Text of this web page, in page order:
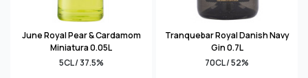
June Royal Pear & Cardamom
Miniatura 0.05L
5CL / 37.5%
Tranquebar Royal Danish Navy
Gin 0.7L
70CL / 52%